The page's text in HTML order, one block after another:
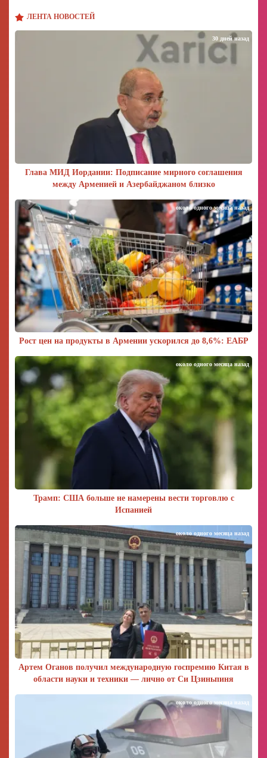
ЛЕНТА НОВОСТЕЙ
Глава МИД Иордании: Подписание мирного соглашения
между Арменией и Азербайджаном близко
30 дней назад
Рост цен на продукты в Армении ускорился до 8,6%: ЕАБР
около одного месяца назад
Трамп: США больше не намерены вести торговлю с
Испанией
около одного месяца назад
Артем Оганов получил международную госпремию Китая в
области науки и техники — лично от Си Цзиньпиня
около одного месяца назад
около одного месяца назад